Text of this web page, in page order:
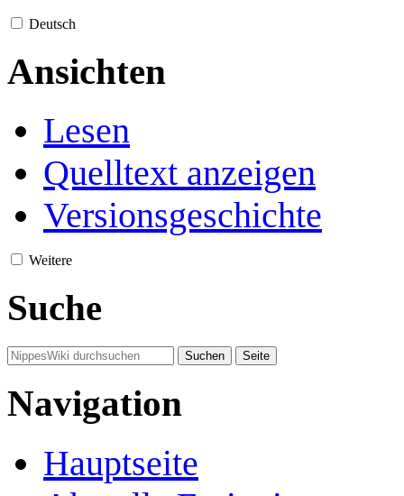
Deutsch
Ansichten
Lesen
Quelltext anzeigen
Versionsgeschichte
Weitere
Suche
Navigation
Hauptseite